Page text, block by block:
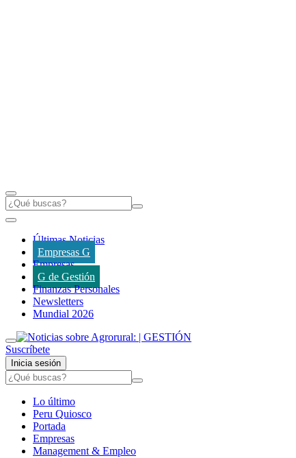
Últimas Noticias
Empresas G
Empresas
G de Gestión
Finanzas Personales
Newsletters
Mundial 2026
Suscríbete
Inicia sesión
Lo último
Peru Quiosco
Portada
Empresas
Management & Empleo